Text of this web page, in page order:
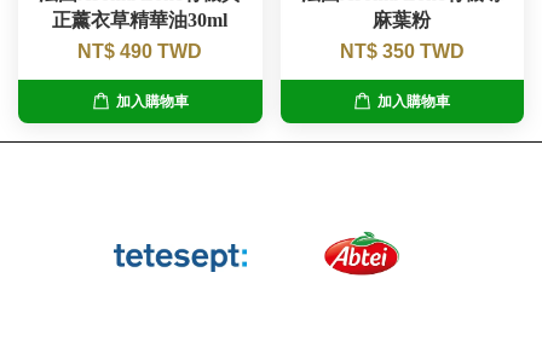
正薰衣草精華油30ml
NT$ 490 TWD
加入購物車
麻葉粉
NT$ 350 TWD
加入購物車